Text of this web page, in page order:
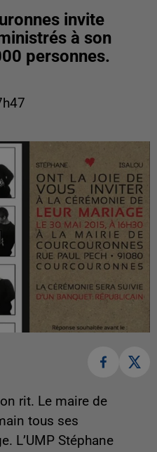
invite
à son
personnes.
rit. Le maire de
tous ses
L’UMP Stéphane